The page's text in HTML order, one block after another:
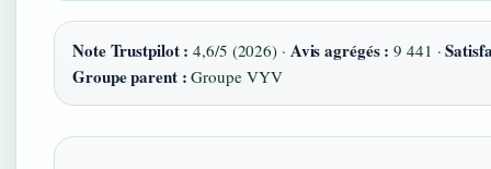
Note Trustpilot : 4,6/5 (2026) · Avis agrégés : 9 441 ·
Groupe parent : Groupe VYV